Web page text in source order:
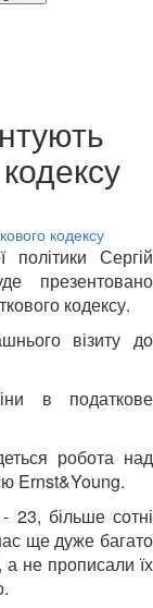
політики Сергій
презентовано
кодексу.
візиту до
в податкове
робота над
Ernst&Young.
23, більше сотні
ще дуже багато
не прописали їх